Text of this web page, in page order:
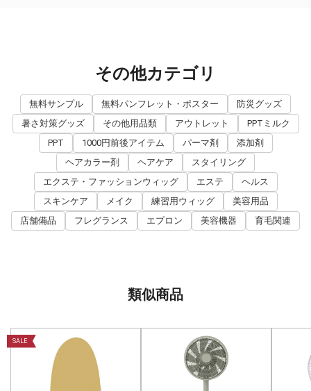
その他カテゴリ
無料サンプル 無料パンフレット・ポスター
防災グッズ
暑さ対策グッズ
その他用品類 アウトレット
PPTミルク
PPT
1000円前後アイテム パーマ剤
添加剤
ヘアカラー剤
ヘアケア
スタイリング
エクステ・ファッションウィッグ
エステ
ヘルス
スキンケア
メイク 練習用ウィッグ
美容用品
店舗備品
フレグランス エプロン 美容機器 育毛関連
類似商品
SALE